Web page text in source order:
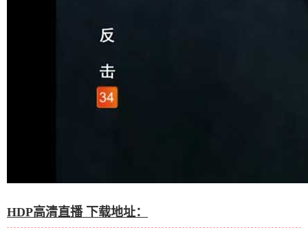
HDP高清直播 下载地址：